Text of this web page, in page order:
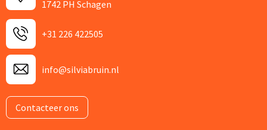
1742 PH Schagen
+31 226 422505
info@silviabruin.nl
Contacteer ons